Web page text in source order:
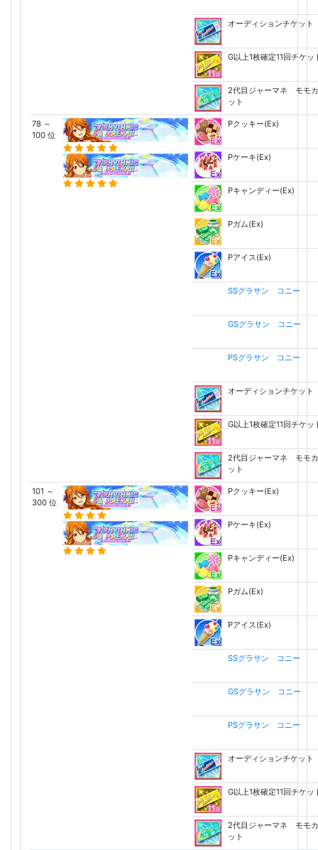
オーディションチケット
G以上1枚確定11回チケッ
2代目ジャーマネ モモ
ット
78 ～
100 位
Pクッキー(Ex)
Pケーキ(Ex)
Pキャンディー(Ex)
Pガム(Ex)
Pアイス(Ex)
SSグラサン コニー
GSグラサン コニー
PSグラサン コニー
オーディションチケット
G以上1枚確定11回チケッ
2代目ジャーマネ モモ
ット
101 ～
300 位
Pクッキー(Ex)
Pケーキ(Ex)
Pキャンディー(Ex)
Pガム(Ex)
Pアイス(Ex)
SSグラサン コニー
GSグラサン コニー
PSグラサン コニー
オーディションチケット
G以上1枚確定11回チケッ
2代目ジャーマネ モモ
ット